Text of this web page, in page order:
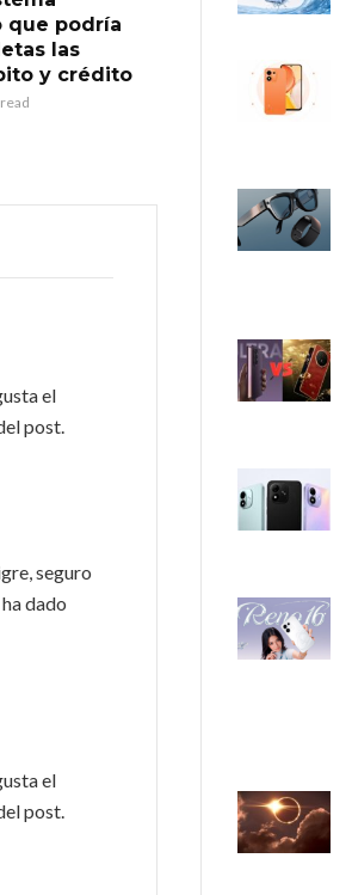
que podría
las
y crédito
el
post.
seguro
dado
el
post.